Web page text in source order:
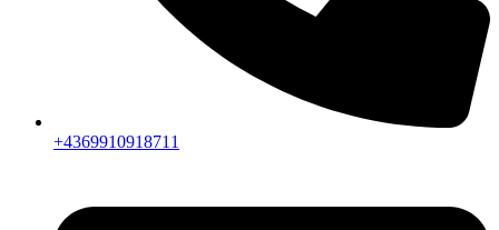
+4369910918711